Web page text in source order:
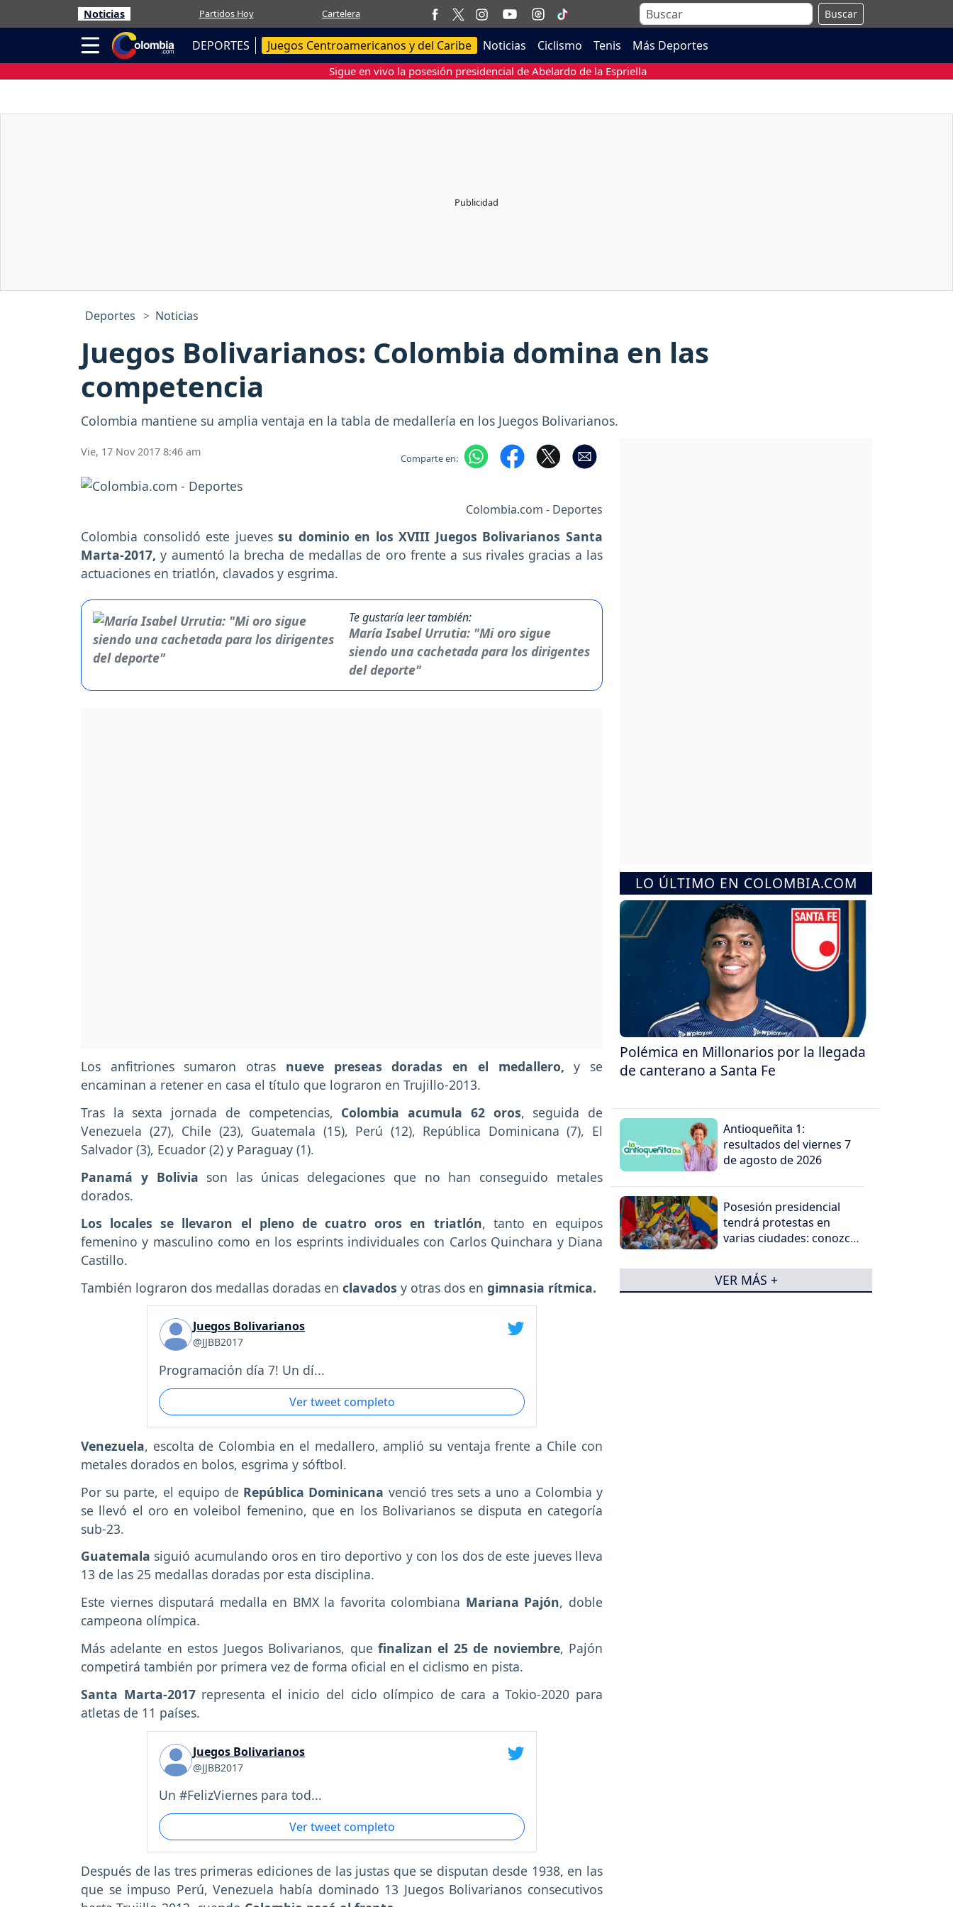
Noticias Partidos Hoy Cartelera Buscar
DEPORTES Juegos Centroamericanos y del Caribe Noticias Ciclismo Tenis Más Deportes
Sigue en vivo la posesión presidencial de Abelardo de la Espriella
Deportes Noticias
Juegos Bolivarianos: Colombia domina en las
competencia
Colombia mantiene su amplia ventaja en la tabla de medallería en los Juegos Bolivarianos.
Vie, 17 Nov 2017 8:46 am Comparte en:
Colombia.com - Deportes
Colombia consolidó este juevessu dominio en los XVIII Juegos Bolivarianos Santa
Marta-2017, y aumentó la brecha de medallas de oro frente a sus rivales gracias a las
actuaciones en triatlón, clavados y esgrima.
Te gustaría leer también:
María Isabel Urrutia: "Mi oro sigue
siendo una cachetada para los dirigentes
del deporte"
Los anfitriones sumaron otras nueve preseas doradas en el medallero, y se
encaminan a retener en casa el título que lograron en Trujillo-2013.
Tras la sexta jornada de competencias, Colombia acumula 62 oros, seguida de
Venezuela (27), Chile (23), Guatemala (15), Perú (12), República Dominicana (7), El
Salvador (3), Ecuador (2) y Paraguay (1).
Panamá y Bolivia son las únicas delegaciones que no han conseguido metales
dorados.
Los locales se llevaron el pleno de cuatro oros en triatlón, tanto en equipos
femenino y masculino como en los esprints individuales con Carlos Quinchara y Diana
Castillo.
También lograron dos medallas doradas en clavados y otras dos en gimnasia rítmica.
Juegos Bolivarianos
@JJBB2017
Programación día 7! Un dí...
Ver tweet completo
Venezuela, escolta de Colombia en el medallero, amplió su ventaja frente a Chile con
metales dorados en bolos, esgrima y sóftbol.
Por su parte, el equipo de República Dominicana venció tres sets a uno a Colombia y
se llevó el oro en voleibol femenino, que en los Bolivarianos se disputa en categoría
sub-23.
Guatemala siguió acumulando oros en tiro deportivo y con los dos de este jueves lleva
13 de las 25 medallas doradas por esta disciplina.
Este viernes disputará medalla en BMX la favorita colombiana Mariana Pajón, doble
campeona olímpica.
Más adelante en estos Juegos Bolivarianos, que finalizan el 25 de noviembre, Pajón
competirá también por primera vez de forma oficial en el ciclismo en pista.
Santa Marta-2017 representa el inicio del ciclo olímpico de cara a Tokio-2020 para
atletas de 11 países.
Juegos Bolivarianos
@JJBB2017
Un #FelizViernes para tod...
Ver tweet completo
Después de las tres primeras ediciones de las justas que se disputan desde 1938, en las
que se impuso Perú, Venezuela había dominado 13 Juegos Bolivarianos consecutivos
LO ÚLTIMO EN COLOMBIA.COM
Polémica en Millonarios por la llegada
de canterano a Santa Fe
Antioqueñita 1:
resultados del viernes 7
de agosto de 2026
Posesión presidencial
tendrá protestas en
varias ciudades: conozca
concentraciones
VER MÁS +